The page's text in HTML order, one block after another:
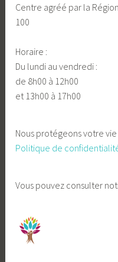
Centre agréé par la
100
Horaire :
Du lundi au vendredi :
de 8h00 à 12h00
et 13h00 à 17h00
Nous protégeons votre
Politique de
Vous pouvez consulter